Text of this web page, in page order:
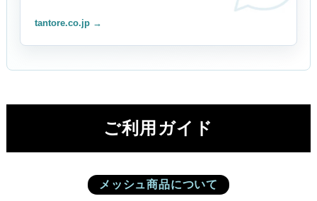
tantore.co.jp →
ご利用ガイド
メッシュ商品について